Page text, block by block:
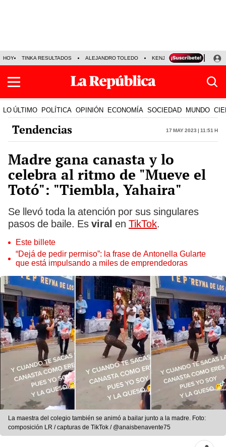
HOY TINKA RESULTADOS ALEJANDRO TOLEDO KENJI FUJIMORI
LO ÚLTIMO POLÍTICA OPINIÓN ECONOMÍA SOCIEDAD MUNDO
Tendencias 17 May 2023 | 11:51 h
Madre gana canasta y lo
celebra al ritmo de "Mueve el
Totó": "Tiembla, Yahaira"
Se llevó toda la atención por sus singulares
pasos de baile. Es viral en TikTok.
Este billete
“Dejá de pedir permiso”: la frase de Antonella Gularte
que está impulsando a miles de emprendedoras
La maestra del colegio también se animó a bailar junto a la madre. Foto:
composición LR / capturas de TikTok / @anaisbenavente75